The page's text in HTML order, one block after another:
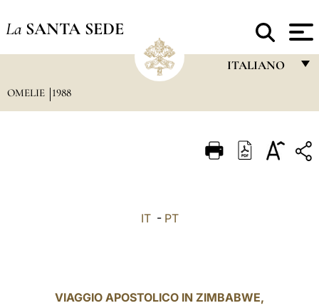
La SANTA SEDE
ITALIANO
ITALIANO
OMELIE 1988
IT- PT
VIAGGIO APOSTOLICO IN ZIMBABWE,